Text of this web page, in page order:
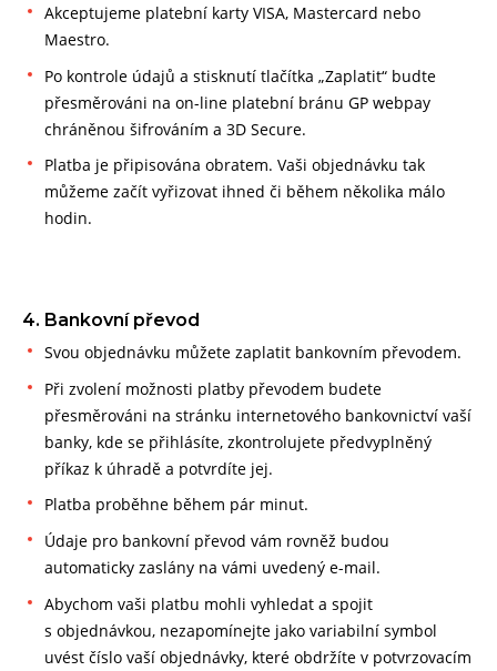
Akceptujeme platební karty VISA, Mastercard nebo
Maestro.
Po kontrole údajů a stisknutí tlačítka „Zaplatit“ budte
přesměrováni na on-line platební bránu GP webpay
chráněnou šifrováním a 3D Secure.
Platba je připisována obratem. Vaši objednávku tak
můžeme začít vyřizovat ihned či během několika málo
hodin.
4. Bankovní převod
Svou objednávku můžete zaplatit bankovním převodem.
Při zvolení možnosti platby převodem budete
přesměrováni na stránku internetového bankovnictví vaší
banky, kde se přihlásíte, zkontrolujete předvyplněný
příkaz k úhradě a potvrdíte jej.
Platba proběhne během pár minut.
Údaje pro bankovní převod vám rovněž budou
automaticky zaslány na vámi uvedený e-mail.
Abychom vaši platbu mohli vyhledat a spojit
s objednávkou, nezapomínejte jako variabilní symbol
uvést číslo vaší objednávky, které obdržíte v potvrzovacím